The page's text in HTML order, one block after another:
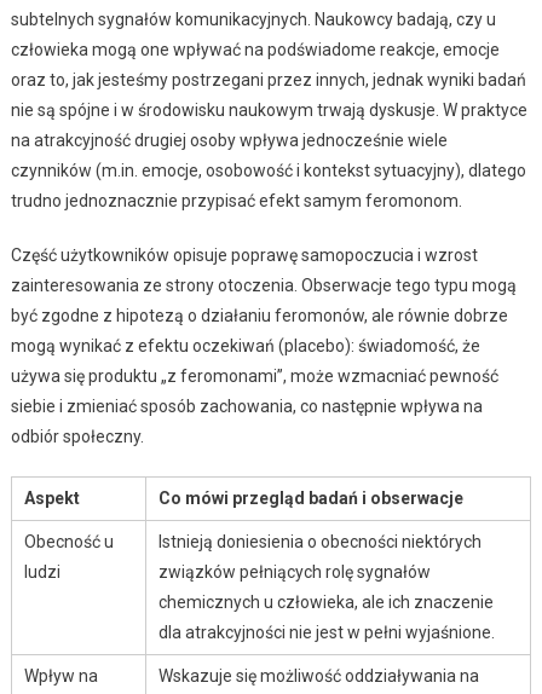
subtelnych sygnałów komunikacyjnych. Naukowcy badają, czy u
człowieka mogą one wpływać na podświadome reakcje, emocje
oraz to, jak jesteśmy postrzegani przez innych, jednak wyniki badań
nie są spójne i w środowisku naukowym trwają dyskusje. W praktyce
na atrakcyjność drugiej osoby wpływa jednocześnie wiele
czynników (m.in. emocje, osobowość i kontekst sytuacyjny), dlatego
trudno jednoznacznie przypisać efekt samym feromonom.
Część użytkowników opisuje poprawę samopoczucia i wzrost
zainteresowania ze strony otoczenia. Obserwacje tego typu mogą
być zgodne z hipotezą o działaniu feromonów, ale równie dobrze
mogą wynikać z efektu oczekiwań (placebo): świadomość, że
używa się produktu „z feromonami”, może wzmacniać pewność
siebie i zmieniać sposób zachowania, co następnie wpływa na
odbiór społeczny.
Aspekt Co mówi przegląd badań i obserwacje
Obecność u
ludzi
Istnieją doniesienia o obecności niektórych
związków pełniących rolę sygnałów
chemicznych u człowieka, ale ich znaczenie
dla atrakcyjności nie jest w pełni wyjaśnione.
Wpływ na
Wskazuje się możliwość oddziaływania na